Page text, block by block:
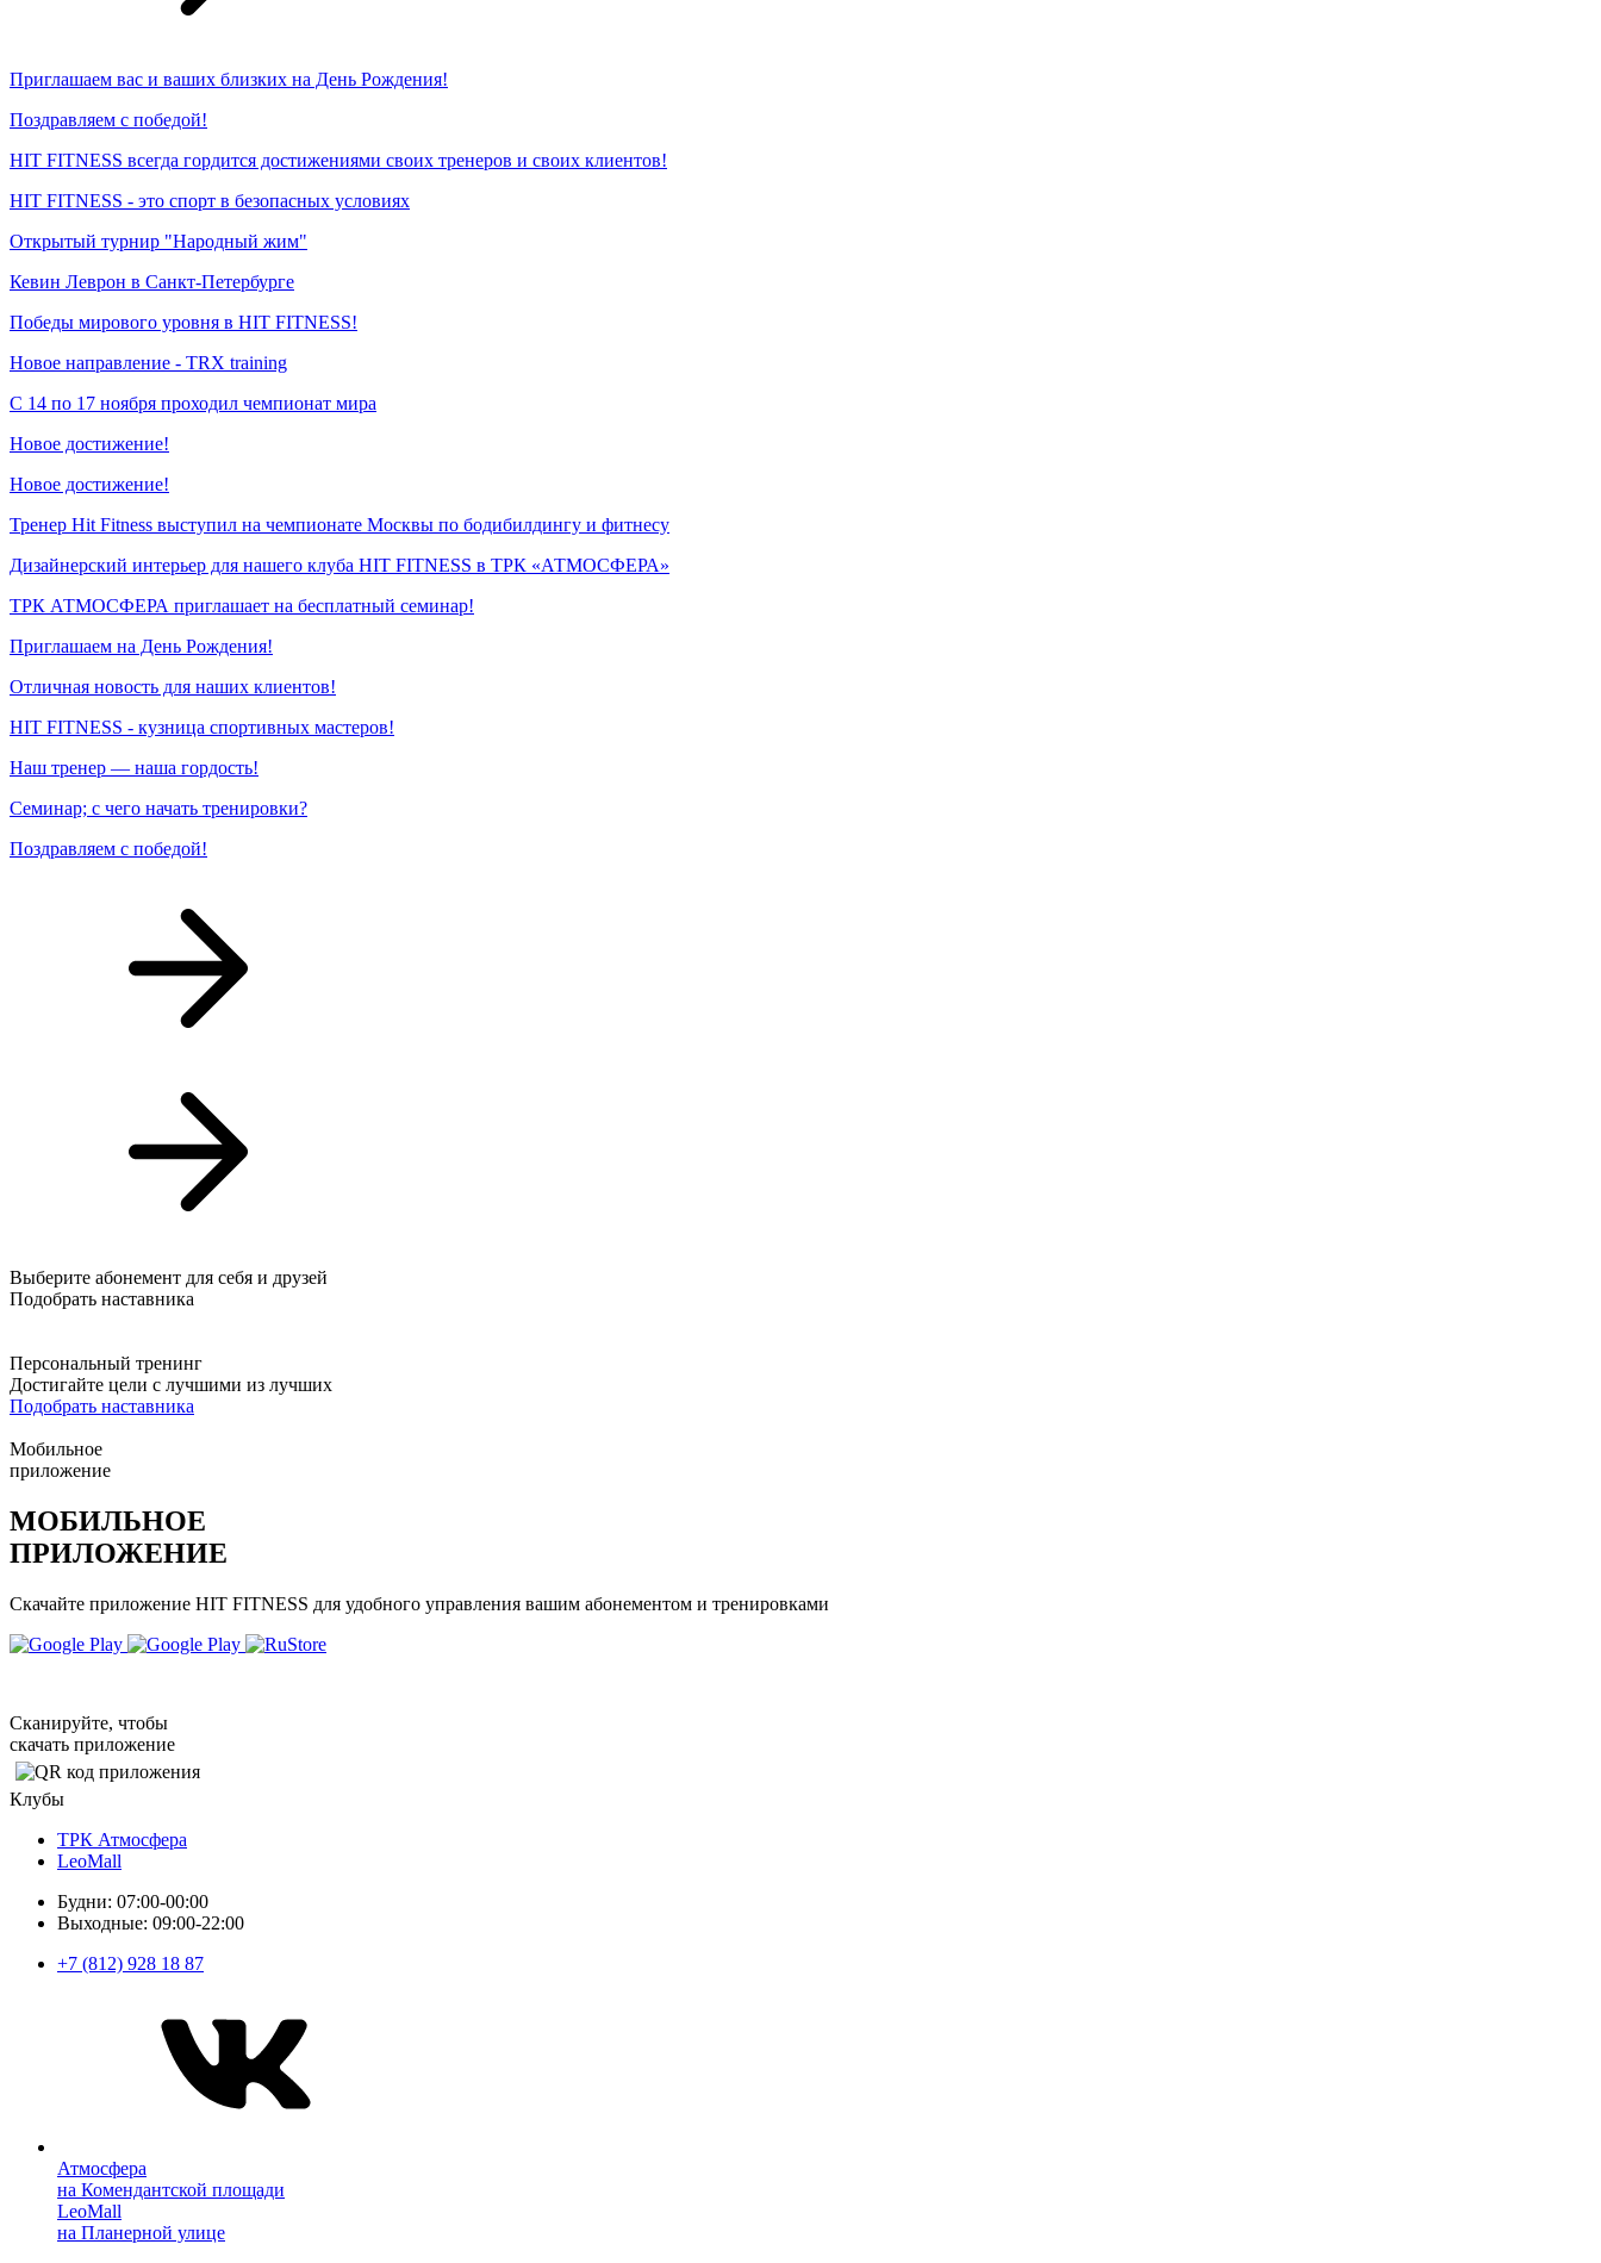
Приглашаем вас и ваших близких на День Рождения!
Поздравляем с победой!
HIT FITNESS всегда гордится достижениями своих тренеров и своих клиентов!
HIT FITNESS - это спорт в безопасных условиях
Открытый турнир "Народный жим"
Кевин Леврон в Санкт-Петербурге
Победы мирового уровня в HIT FITNESS!
Новое направление - TRX training
С 14 по 17 ноября проходил чемпионат мира
Новое достижение!
Новое достижение!
Тренер Hit Fitness выступил на чемпионате Москвы по бодибилдингу и фитнесу
Дизайнерский интерьер для нашего клуба HIT FITNESS в ТРК «АТМОСФЕРА»
ТРК АТМОСФЕРА приглашает на бесплатный семинар!
Приглашаем на День Рождения!
Отличная новость для наших клиентов!
HIT FITNESS - кузница спортивных мастеров!
Наш тренер — наша гордость!
Семинар; с чего начать тренировки?
Поздравляем с победой!
Выберите абонемент для себя и друзей
Подобрать наставника
Персональный тренинг
Достигайте цели с лучшими из лучших
Подобрать наставника
Мобильное
приложение
МОБИЛЬНОЕ
ПРИЛОЖЕНИЕ
Скачайте приложение HIT FITNESS для удобного управления вашим абонементом и тренировками
Сканируйте, чтобы
скачать приложение
Клубы
ТРК Атмосфера
LeoMall
Будни: 07:00-00:00
Выходные: 09:00-22:00
+7 (812) 928 18 87
Атмосфера
на Комендантской площади
LeoMall
на Планерной улице